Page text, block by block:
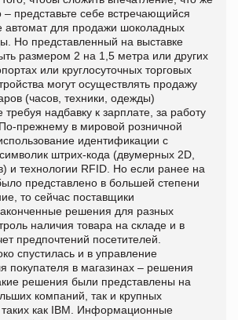
– представьте себе встречающийся
автомат для продажи шоколадных
Но представленный на выставке
размером 2 на 1,5 метра или других
или круглосуточных торговых
могут осуществлять продажу
(часов, техники, одежды)
требуя надбавку к зарплате, за работу
прежнему в мировой розничной
идентификации с
штрих-кода (двумерных 2D,
и технологии RFID. Но если ранее на
представлено в большей степени
то сейчас поставщики
решения для разных
наличия товара на складе и в
предпочтений посетителей.
спустилась и в управление
покупателя в магазинах – решения
решения были представлены на
компаний, так и крупных
таких как IBM. Информационные